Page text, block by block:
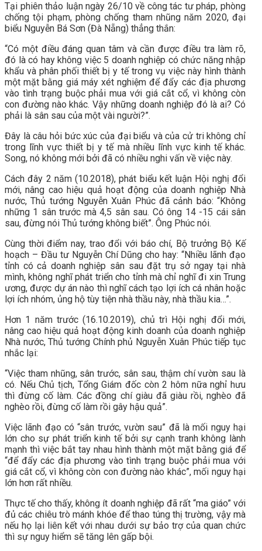
Tại phiên thảo luận ngày 26/10 về công tác tư pháp, phòng
chống tội phạm, phòng chống tham nhũng năm 2020, đại
biểu Nguyễn Bá Sơn (Đà Nẵng) thẳng thắn:
“Có một điều đáng quan tâm và cần được điều tra làm rõ,
đó là có hay không việc 5 doanh nghiệp có chức năng nhập
khẩu và phân phối thiết bị y tế trong vụ việc này hình thành
một mặt bằng giá máy xét nghiệm để đẩy các địa phương
vào tình trạng buộc phải mua với giá cắt cổ, vì không còn
con đường nào khác. Vậy những doanh nghiệp đó là ai? Có
phải là sân sau của một vài người?”.
Đây là câu hỏi bức xúc của đại biểu và của cử tri không chỉ
trong lĩnh vực thiết bị y tế mà nhiều lĩnh vực kinh tế khác.
Song, nó không mới bởi đã có nhiều nghi vấn về việc này.
Cách đây 2 năm (10.2018), phát biểu kết luận Hội nghị đổi
mới, nâng cao hiệu quả hoạt động của doanh nghiệp Nhà
nước, Thủ tướng Nguyễn Xuân Phúc đã cảnh báo: “Không
những 1 sân trước mà 4,5 sân sau. Có ông 14 -15 cái sân
sau, đừng nói Thủ tướng không biết”. Ông Phúc nói.
Cùng thời điểm nay, trao đổi với báo chí, Bộ trưởng Bộ Kế
hoạch – Đầu tư Nguyễn Chí Dũng cho hay: “Nhiều lãnh đạo
tỉnh có cả doanh nghiệp sân sau đặt trụ sở ngay tại nhà
mình, không nghĩ phát triển cho tỉnh mà chỉ nghĩ đi xin Trung
ương, được dự án nào thì nghĩ cách tạo lợi ích cá nhân hoặc
lợi ích nhóm, ủng hộ tùy tiện nhà thầu này, nhà thầu kia…”.
Hơn 1 năm trước (16.10.2019), chủ trì Hội nghị đổi mới,
nâng cao hiệu quả hoạt động kinh doanh của doanh nghiệp
Nhà nước, Thủ tướng Chính phủ Nguyễn Xuân Phúc tiếp tục
nhắc lại:
“Việc tham nhũng, sân trước, sân sau, thậm chí vườn sau là
có. Nếu Chủ tịch, Tổng Giám đốc còn 2 hôm nữa nghỉ hưu
thì đừng cố làm. Các đồng chí giàu đã giàu rồi, nghèo đã
nghèo rồi, đừng cố làm rồi gây hậu quả”.
Việc lãnh đạo có “sân trước, vườn sau” đã là mối nguy hại
lớn cho sự phát triển kinh tế bởi sự cạnh tranh không lành
mạnh thì việc bắt tay nhau hình thành một mặt bằng giá để
“để đẩy các địa phương vào tình trạng buộc phải mua với
giá cắt cổ, vì không còn con đường nào khác”, mối nguy hại
lớn hơn rất nhiều.
Thực tế cho thấy, không ít doanh nghiệp đã rất “ma giáo” với
đủ các chiêu trò mánh khóe để thao túng thị trường, vậy mà
nếu họ lại liên kết với nhau dưới sự bảo trợ của quan chức
thì sự nguy hiểm sẽ tăng lên gấp bội.